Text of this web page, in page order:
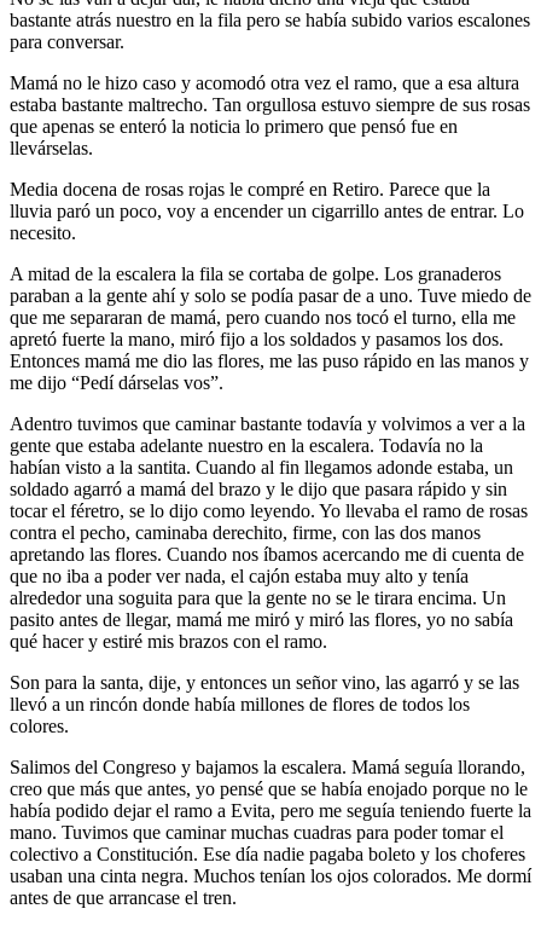
bastante atrás nuestro en la fila pero se había subido varios escalones
para conversar.
Mamá no le hizo caso y acomodó otra vez el ramo, que a esa altura
estaba bastante maltrecho. Tan orgullosa estuvo siempre de sus rosas
que apenas se enteró la noticia lo primero que pensó fue en
llevárselas.
Media docena de rosas rojas le compré en Retiro. Parece que la
lluvia paró un poco, voy a encender un cigarrillo antes de entrar. Lo
necesito.
A mitad de la escalera la fila se cortaba de golpe. Los granaderos
paraban a la gente ahí y solo se podía pasar de a uno. Tuve miedo de
que me separaran de mamá, pero cuando nos tocó el turno, ella me
apretó fuerte la mano, miró fijo a los soldados y pasamos los dos.
Entonces mamá me dio las flores, me las puso rápido en las manos y
me dijo “Pedí dárselas vos”.
Adentro tuvimos que caminar bastante todavía y volvimos a ver a la
gente que estaba adelante nuestro en la escalera. Todavía no la
habían visto a la santita. Cuando al fin llegamos adonde estaba, un
soldado agarró a mamá del brazo y le dijo que pasara rápido y sin
tocar el féretro, se lo dijo como leyendo. Yo llevaba el ramo de rosas
contra el pecho, caminaba derechito, firme, con las dos manos
apretando las flores. Cuando nos íbamos acercando me di cuenta de
que no iba a poder ver nada, el cajón estaba muy alto y tenía
alrededor una soguita para que la gente no se le tirara encima. Un
pasito antes de llegar, mamá me miró y miró las flores, yo no sabía
qué hacer y estiré mis brazos con el ramo.
Son para la santa, dije, y entonces un señor vino, las agarró y se las
llevó a un rincón donde había millones de flores de todos los
colores.
Salimos del Congreso y bajamos la escalera. Mamá seguía llorando,
creo que más que antes, yo pensé que se había enojado porque no le
había podido dejar el ramo a Evita, pero me seguía teniendo fuerte la
mano. Tuvimos que caminar muchas cuadras para poder tomar el
colectivo a Constitución. Ese día nadie pagaba boleto y los choferes
usaban una cinta negra. Muchos tenían los ojos colorados. Me dormí
antes de que arrancase el tren.